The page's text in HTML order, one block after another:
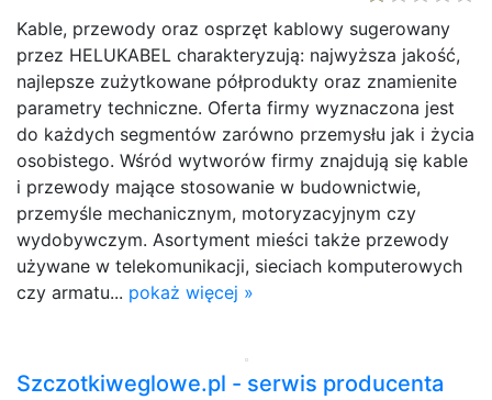
Kable, przewody oraz osprzęt kablowy sugerowany
przez HELUKABEL charakteryzują: najwyższa jakość,
najlepsze zużytkowane półprodukty oraz znamienite
parametry techniczne. Oferta firmy wyznaczona jest
do każdych segmentów zarówno przemysłu jak i życia
osobistego. Wśród wytworów firmy znajdują się kable
i przewody mające stosowanie w budownictwie,
przemyśle mechanicznym, motoryzacyjnym czy
wydobywczym. Asortyment mieści także przewody
używane w telekomunikacji, sieciach komputerowych
czy armatu... pokaż więcej »
Szczotkiweglowe.pl - serwis producenta